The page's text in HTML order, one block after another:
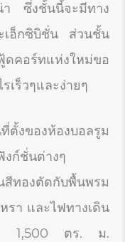
า ซึ่งชั้นนี้จะมีทาง
ะเอ็กซิบิชั่น ส่วนชั้น
คอร์ทแห่งใหม่ขอ
เร็วๆและง่ายๆ
ที่ตั้งของห้องบอลรูม
งก์ชั่นต่างๆ
ทองตัดกับพื้นพรม
รา และไฟทางเดิน
ด 1,500 ตร. ม.